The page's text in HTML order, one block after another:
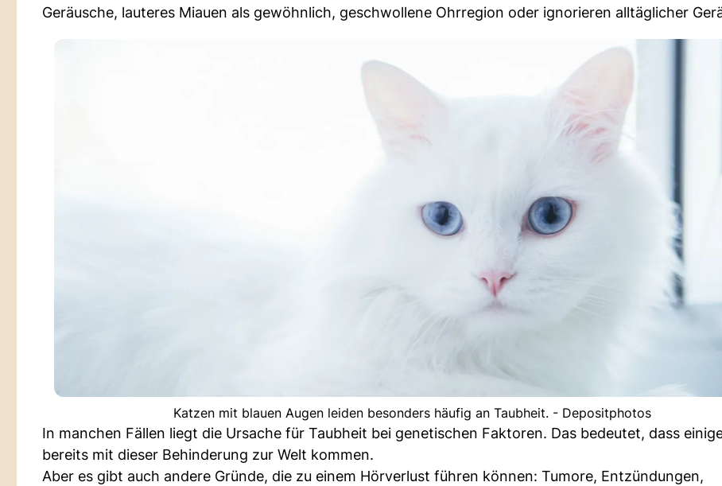
Geräusche, lauteres Miauen als gewöhnlich, geschwollene Ohrregion oder ignorieren alltäglicher
Katzen mit blauen Augen leiden besonders häufig an Taubheit. - Depositphotos
In manchen Fällen liegt die Ursache für Taubheit bei genetischen Faktoren. Das bedeutet, dass
bereits mit dieser Behinderung zur Welt kommen.
Aber es gibt auch andere Gründe, die zu einem Hörverlust führen können: Tumore, Entzündungen,